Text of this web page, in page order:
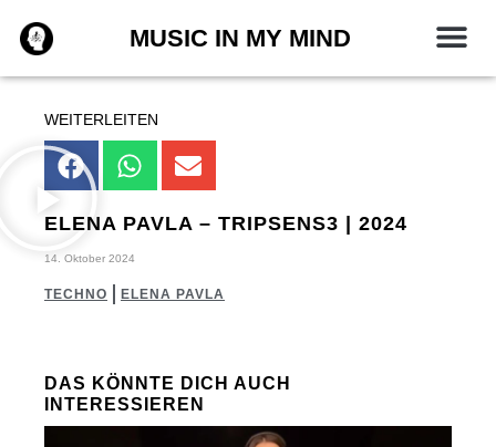
Inhalt
springen
MUSIC IN MY MIND
WEITERLEITEN
ELENA PAVLA – TRIPSENS3‬ | 2024
14. Oktober 2024
TECHNO ELENA PAVLA
DAS KÖNNTE DICH AUCH
INTERESSIEREN